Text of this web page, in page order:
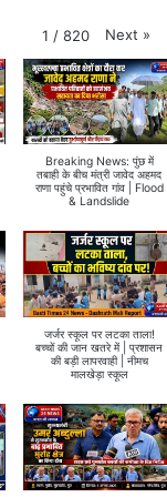
1 / 820 Next »
Breaking News: पुंछ में
तबाही के बीच मंत्री जावेद अहमद
राणा पहुंचे प्रभावित गांव | Flood
& Landslide
जर्जर स्कूल पर लटका ताला!
बच्चों की जान खतरे में | प्रशासन
की बड़ी लापरवाही | नीमच
मालखेड़ा स्कूल